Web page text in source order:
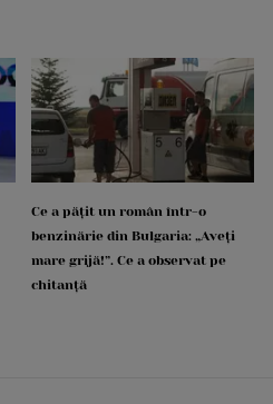
Ce a pățit un român într-o
benzinărie din Bulgaria: „Aveți
mare grijă!”. Ce a observat pe
chitanță